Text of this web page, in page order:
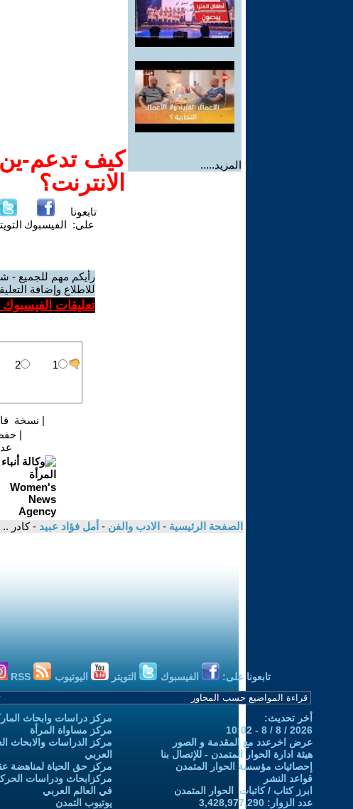
المزيد.....
كيف تدعم-ين
الانترنت؟
تابعونا
على: الفيسبوك
رأيكم مهم للجميع -
للاطلاع وإضافة
تعليقات
| نسخة
|
الصفحة الرئيسية - الادب والفن - أمل فؤاد عبيد - كادر ..
تابعونا على: الفيسبوك التويتر اليوتيوب
أخر تحديث:
2026 / 8 / 8 - 10:02
عرض اخرعدد مع المقدمة و الصور
هيئة ادارة الحوار المتمدن - للإتصال بنا
إحصائيات مؤسسة الحوار المتمدن
قواعد النشر
ابرز كتاب / كاتبات الحوار المتمدن
عدد الزوار: 3,428,977,290
مركز دراسات وابحاث
مركز مساواة المرأة
مركز الدراسات والابحاث
العربي
مركز حق الحياة لمناهضة
مركزابحاث ودراسات الحركة
في العالم العربي
يوتيوب التمدن